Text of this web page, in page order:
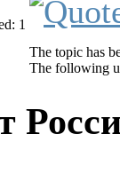
1
The topic has
The following